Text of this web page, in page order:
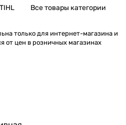
Все товары категории
только для интернет-магазина и
от цен в розничных магазинах